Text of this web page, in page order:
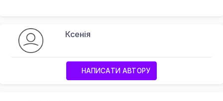
Ксенія
НАПИСАТИ АВТОРУ